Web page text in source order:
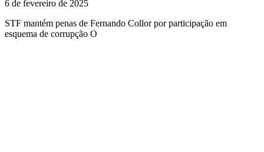
6 de fevereiro de 2025
STF mantém penas de Fernando Collor por participação em
esquema de corrupção O